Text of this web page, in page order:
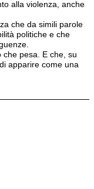
alla violenza, anche
che da simili parole
politiche e che
che pesa. E che, su
apparire come una